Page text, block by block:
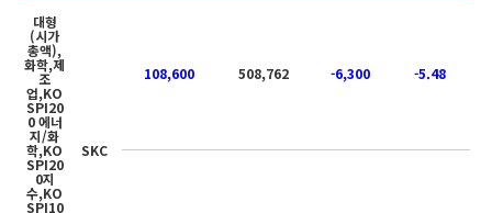
대형
(시가
총액),
화학,제
조
업,KO
SPI20
0 에너
지/화
학,KO
SPI20
0지
수,KO
SPI10
SKC
108,600 508,762 -6,300 -5.48